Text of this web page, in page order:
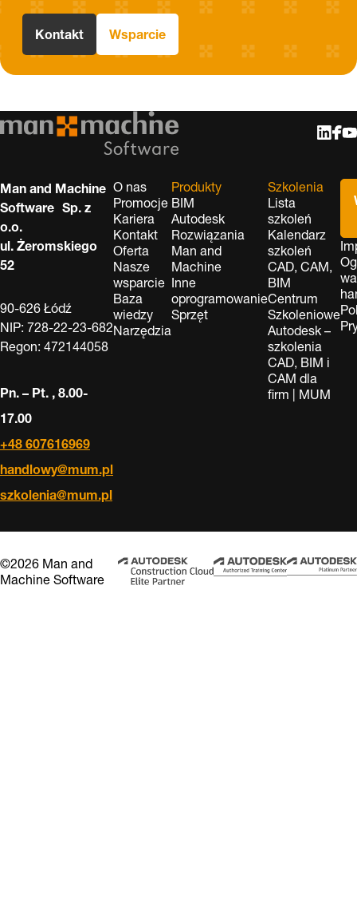
Kontakt Wsparcie
Man and Machine
Software Sp. z
o.o.
ul. Żeromskiego
52
90-626 Łódź
NIP: 728-22-23-682
Regon: 472144058
Pn. – Pt. , 8.00-
17.00
+48 607616969
handlowy@mum.pl
szkolenia@mum.pl
O nas
Promocje
Kariera
Kontakt
Oferta
Nasze
wsparcie
Baza
wiedzy
Narzędzia
Produkty
BIM
Autodesk
Rozwiązania
Man and
Machine
Inne
oprogramowanie
Sprzęt
Szkolenia
Lista
szkoleń
Kalendarz
szkoleń
CAD, CAM,
BIM
Centrum
Szkoleniowe
Autodesk –
szkolenia
CAD, BIM i
CAM dla
firm | MUM
©2026 Man and
Machine Software